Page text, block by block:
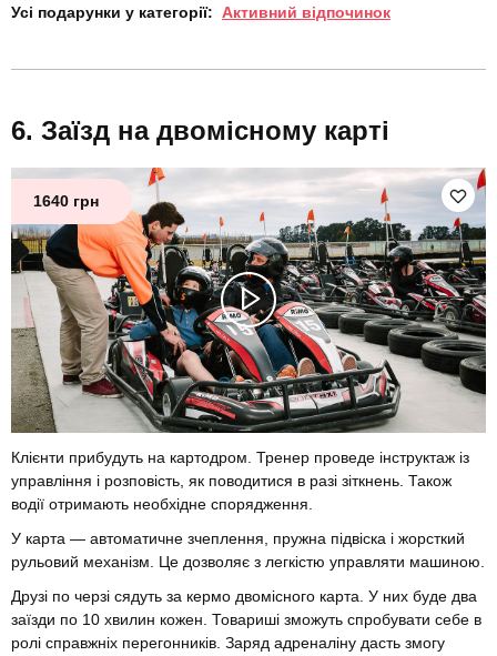
Усі подарунки у категорії: Активний відпочинок
Заїзд на двомісному карті
1640 грн
Клієнти прибудуть на картодром. Тренер проведе інструктаж із
управління і розповість, як поводитися в разі зіткнень. Також
водії отримають необхідне спорядження.
У карта — автоматичне зчеплення, пружна підвіска і жорсткий
рульовий механізм. Це дозволяє з легкістю управляти машиною.
Друзі по черзі сядуть за кермо двомісного карта. У них буде два
заїзди по 10 хвилин кожен. Товариші зможуть спробувати себе в
ролі справжніх перегонників. Заряд адреналіну дасть змогу